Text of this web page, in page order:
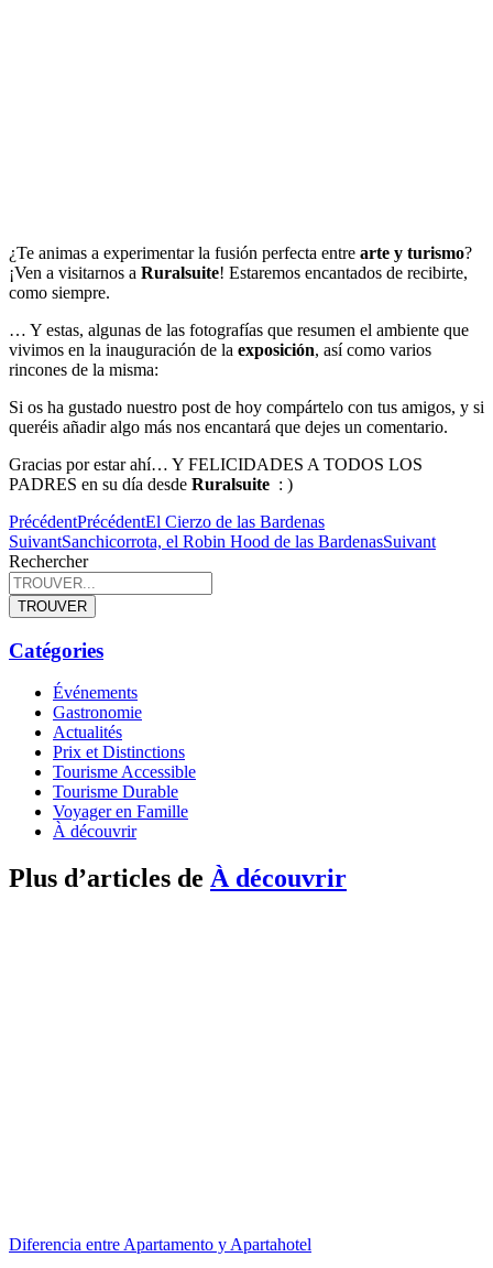
¿Te animas a experimentar la fusión perfecta entre arte y turismo?
¡Ven a visitarnos a Ruralsuite! Estaremos encantados de recibirte,
como siempre.
… Y estas, algunas de las fotografías que resumen el ambiente que
vivimos en la inauguración de la exposición, así como varios
rincones de la misma:
Si os ha gustado nuestro post de hoy compártelo con tus amigos, y si
queréis añadir algo más nos encantará que dejes un comentario.
Gracias por estar ahí… Y FELICIDADES A TODOS LOS
PADRES en su día desde Ruralsuite : )
PrécédentPrécédentEl Cierzo de las Bardenas
SuivantSanchicorrota, el Robin Hood de las BardenasSuivant
Rechercher
TROUVER
Catégories
Événements
Gastronomie
Actualités
Prix et Distinctions
Tourisme Accessible
Tourisme Durable
Voyager en Famille
À découvrir
Plus d’articles de À découvrir
Diferencia entre Apartamento y Apartahotel